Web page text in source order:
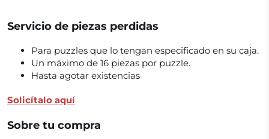
Servicio de piezas perdidas
Para puzzles que lo tengan especificado en su caja.
Un máximo de 16 piezas por puzzle.
Hasta agotar existencias
Solicítalo aquí
Sobre tu compra